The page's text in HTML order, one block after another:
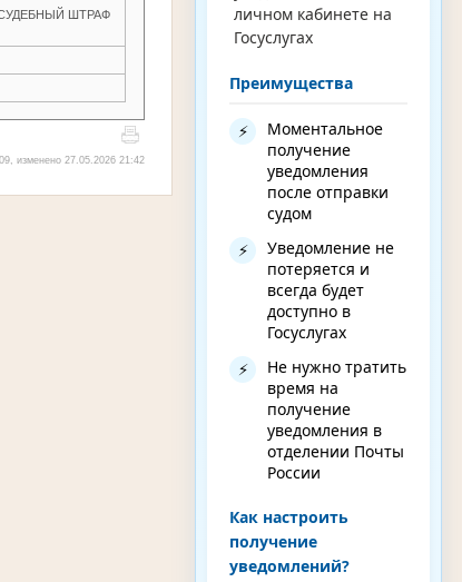
личном кабинете на
Госуслугах
Преимущества
⚡
Моментальное
получение
уведомления
после отправки
судом
⚡
Уведомление не
потеряется и
всегда будет
доступно в
Госуслугах
⚡
Не нужно тратить
время на
получение
уведомления в
отделении Почты
России
Как настроить
получение
уведомлений?
- СУДЕБНЫЙ ШТРАФ
изменено 27.05.2026 21:42